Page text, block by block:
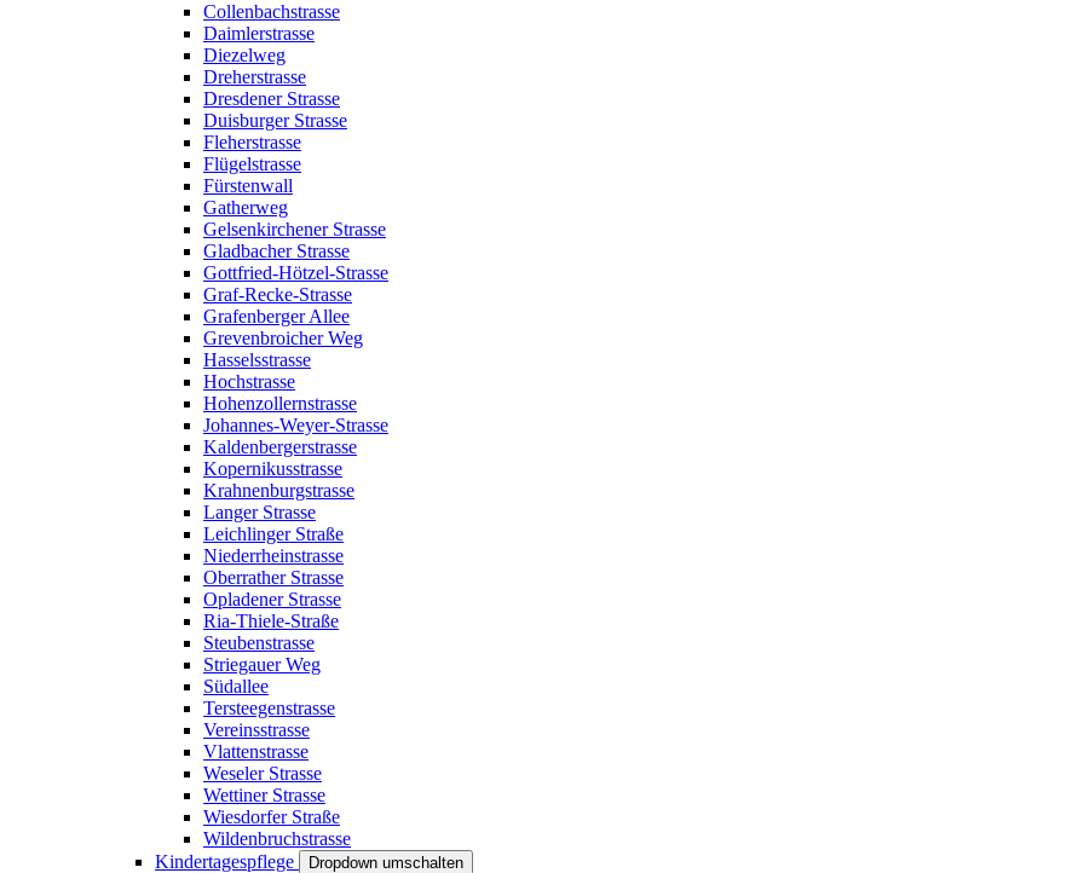
Collenbachstrasse
Daimlerstrasse
Diezelweg
Dreherstrasse
Dresdener Strasse
Duisburger Strasse
Fleherstrasse
Flügelstrasse
Fürstenwall
Gatherweg
Gelsenkirchener Strasse
Gladbacher Strasse
Gottfried-Hötzel-Strasse
Graf-Recke-Strasse
Grafenberger Allee
Grevenbroicher Weg
Hasselsstrasse
Hochstrasse
Hohenzollernstrasse
Johannes-Weyer-Strasse
Kaldenbergerstrasse
Kopernikusstrasse
Krahnenburgstrasse
Langer Strasse
Leichlinger Straße
Niederrheinstrasse
Oberrather Strasse
Opladener Strasse
Ria-Thiele-Straße
Steubenstrasse
Striegauer Weg
Südallee
Tersteegenstrasse
Vereinsstrasse
Vlattenstrasse
Weseler Strasse
Wettiner Strasse
Wiesdorfer Straße
Wildenbruchstrasse
Kindertagespflege
Dropdown umschalten